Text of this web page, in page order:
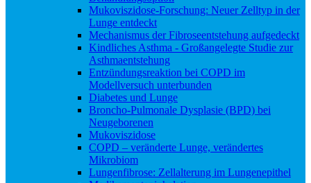
Mukoviszidose-Forschung: Neuer Zelltyp in der
Lunge entdeckt
Mechanismus der Fibroseentstehung aufgedeckt
Kindliches Asthma - Großangelegte Studie zur
Asthmaentstehung
Entzündungsreaktion bei COPD im
Modellversuch unterbunden
Diabetes und Lunge
Broncho-Pulmonale Dysplasie (BPD) bei
Neugeborenen
Mukoviszidose
COPD – veränderte Lunge, verändertes
Mikrobiom
Lungenfibrose: Zellalterung im Lungenepithel